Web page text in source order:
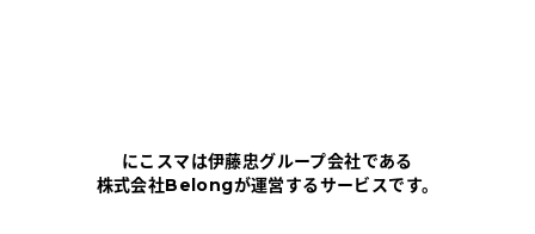
にこスマについて
にこスマは伊藤忠グループ会社である
株式会社Belongが運営するサービスです。